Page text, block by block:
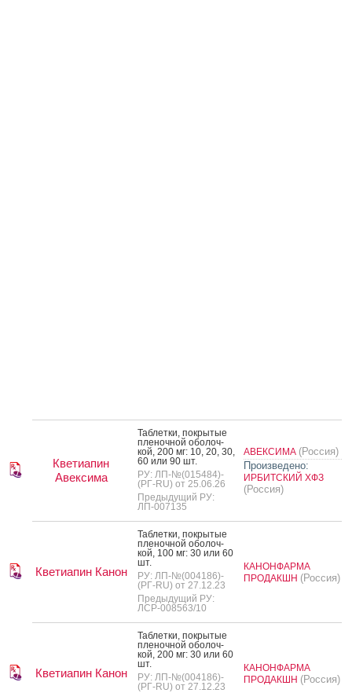
Кветиапин
Авексима
Таб­летки, пок­ры­тые
пле­ноч­ной обо­лоч­
кой, 200 мг: 10, 20, 30,
60 или 90 шт.
РУ: ЛП-№(015484)-
(РГ-RU) от 25.06.26
Предыдущий РУ:
ЛП-007135
АВЕКСИМА (Россия)
Произведено:
ИРБИТСКИЙ ХФЗ
(Россия)
Кветиапин Канон
Таб­летки, пок­ры­тые
пле­ноч­ной обо­лоч­
кой, 100 мг: 30 или 60
шт.
РУ: ЛП-№(004186)-
(РГ-RU) от 27.12.23
Предыдущий РУ:
ЛСР-008563/10
КАНОНФАРМА
ПРОДАКШН (Россия)
Кветиапин Канон
Таб­летки, пок­ры­тые
пле­ноч­ной обо­лоч­
кой, 200 мг: 30 или 60
шт.
РУ: ЛП-№(004186)-
(РГ-RU) от 27.12.23
КАНОНФАРМА
ПРОДАКШН (Россия)